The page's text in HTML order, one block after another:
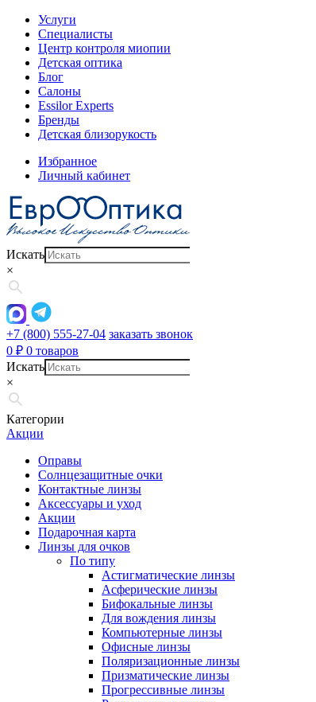
Услуги
Специалисты
Центр контроля миопии
Детская оптика
Блог
Салоны
Essilor Experts
Бренды
Детская близорукость
Избранное
Личный кабинет
Искать
×
+7 (800) 555-27-04 заказать звонок
0 ₽ 0 товаров
Искать
×
Категории
Акции
Оправы
Солнцезащитные очки
Контактные линзы
Аксессуары и уход
Акции
Подарочная карта
Линзы для очков
По типу
Астигматические линзы
Асферические линзы
Бифокальные линзы
Для вождения линзы
Компьютерные линзы
Офисные линзы
Поляризационные линзы
Призматические линзы
Прогрессивные линзы